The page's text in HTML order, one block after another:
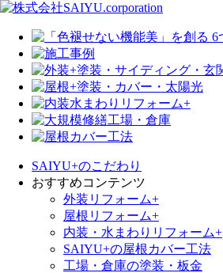
SAIYU+のこだわり
おすすめコンテンツ
外装リフォーム+
屋根リフォーム+
内装・水まわりリフォーム+
SAIYU+の屋根カバー工法
工場・倉庫の塗装・板金